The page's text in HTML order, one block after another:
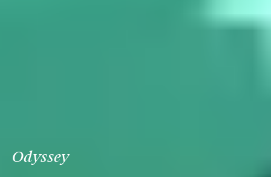
Odyssey